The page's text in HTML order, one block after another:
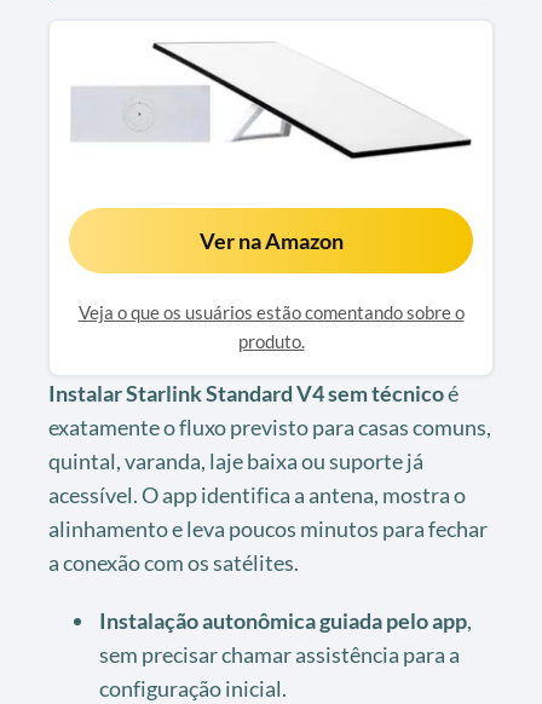
Ver na Amazon
Veja o que os usuários estão comentando sobre o
produto.
Instalar Starlink Standard V4 sem técnicoé
exatamente o fluxo previsto para casas comuns,
quintal, varanda, laje baixa ou suporte já
acessível. O app identifica a antena, mostra o
alinhamento e leva poucos minutos para fechar
a conexão com os satélites.
Instalação autonômica guiada pelo app,
sem precisar chamar assistência para a
configuração inicial.